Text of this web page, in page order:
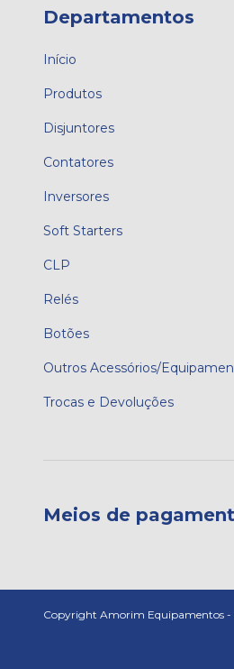
Departamentos
Início
Produtos
Disjuntores
Contatores
Inversores
Soft Starters
CLP
Relés
Botões
Outros Acessórios/
Trocas e Devoluções
Meios de
Copyright Amorim Equipamentos -